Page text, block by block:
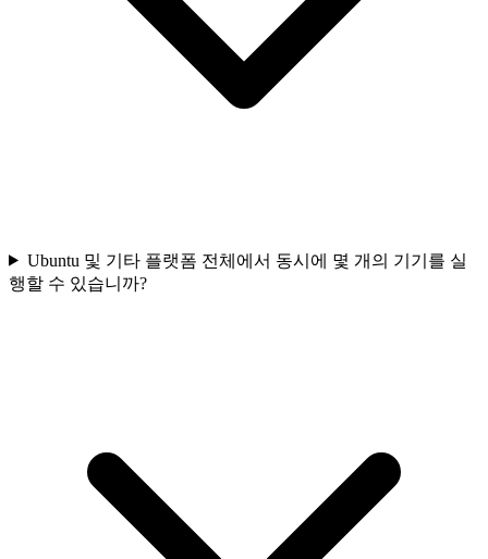
Ubuntu 및 기타 플랫폼 전체에서 동시에 몇 개의 기기를 실
행할 수 있습니까?